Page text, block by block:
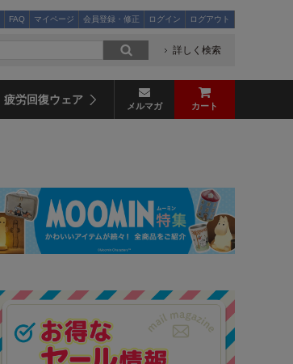
FAQ マイページ 会員登録・修正 ログイン ログアウト
詳しく検索
疲労回復ウェア メルマガ カート